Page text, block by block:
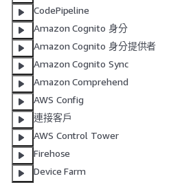
CodePipeline
Amazon Cognito 身分
Amazon Cognito 身分提供者
Amazon Cognito Sync
Amazon Comprehend
AWS Config
連接客戶
AWS Control Tower
Firehose
Device Farm